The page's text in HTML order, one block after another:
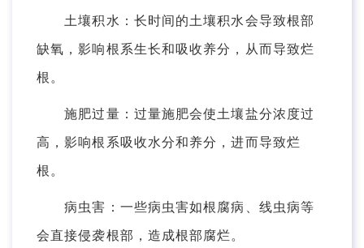
土壤积水：长时间的土壤积水会导致根部
缺氧，影响根系生长和吸收养分，从而导致烂
根。
施肥过量：过量施肥会使土壤盐分浓度过
高，影响根系吸收水分和养分，进而导致烂
根。
病虫害：一些病虫害如根腐病、线虫病等
会直接侵袭根部，造成根部腐烂。